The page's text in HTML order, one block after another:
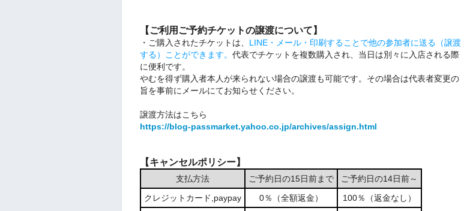
【ご利用ご予約チケットの譲渡について】
・ご購入されたチケットは、 LINE・メール・印刷することで他の参加者に送る（譲渡
する）ことができます。 代表でチケットを複数購入され、当日は別々に入店される際
に便利です。
やむを得ず購入者本人が来られない場合の譲渡も可能です。その場合は代表者変更の
旨を事前にメールにてお知らせください。
譲渡方法はこちら
https://blog-passmarket.yahoo.co.jp/archives/assign.html
【キャンセルポリシー】
支払方法 ご予約日の15日前まで
ご予約日の14日前～
クレジットカード,paypay
0％（全額返金）
100％（返金なし）